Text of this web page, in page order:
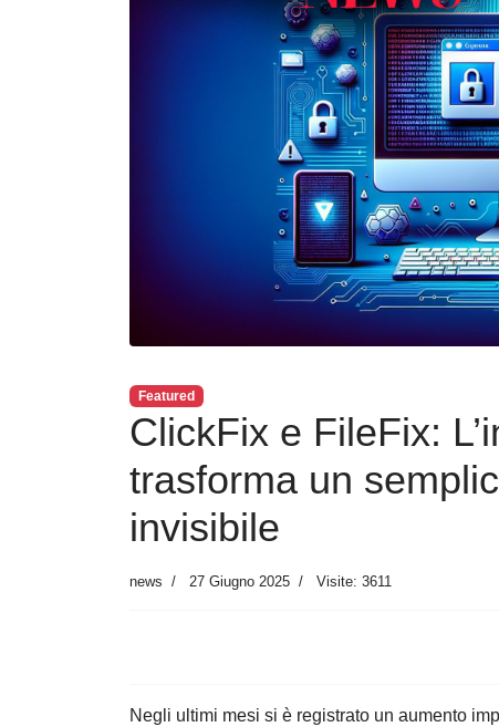
Featured
ClickFix e FileFix:
trasforma un
invisibile
news 27 Giugno 2025 Visite: 3611
Negli ultimi mesi si è registrato un aumento